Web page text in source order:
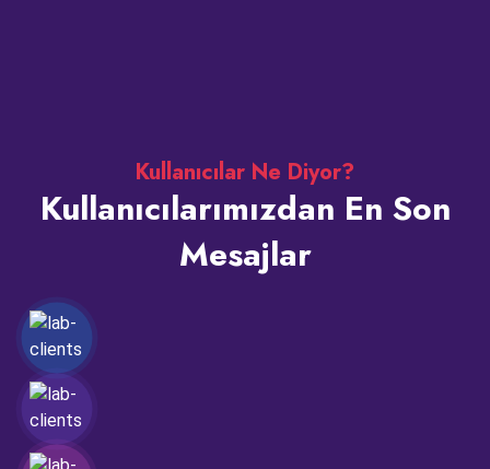
Kullanıcılar Ne Diyor?
Kullanıcılarımızdan En Son
Mesajlar